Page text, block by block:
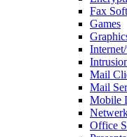
Fax
Games
Mail
Mail
Mobile
Office